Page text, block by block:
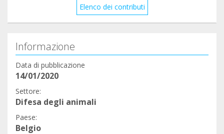
Elenco dei contributi
Informazione
Data di pubblicazione
14/01/2020
Settore:
Difesa degli animali
Paese:
Belgio